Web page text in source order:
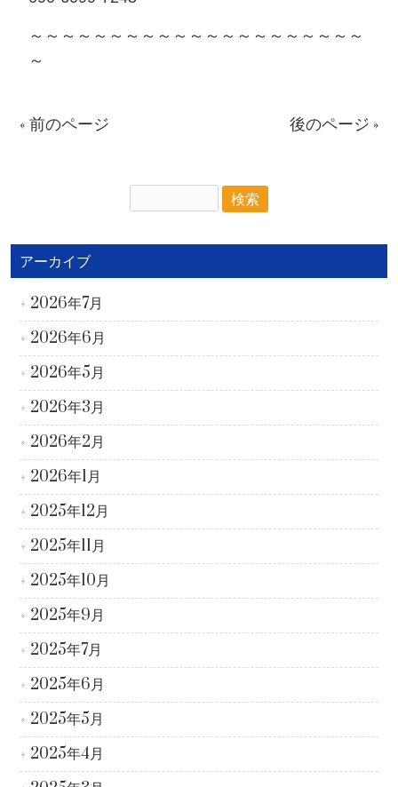
～～～～～～～～～～～～～～～～～～～～～
～
« 前のページ 後のページ »
アーカイブ
2026年7月
2026年6月
2026年5月
2026年3月
2026年2月
2026年1月
2025年12月
2025年11月
2025年10月
2025年9月
2025年7月
2025年6月
2025年5月
2025年4月